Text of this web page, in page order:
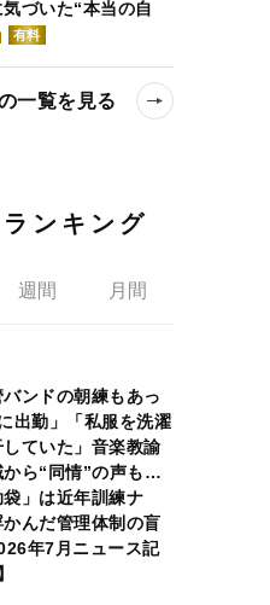
づいた“本当の自
有料
一覧を見る
ンキング
週間 月間
バンドの朝練もあっ
出勤」「私服を洗濯
していた」音楽教諭
から“同情”の声も…
袋」は近年訓練ナ
かんだ管理体制の盲
年7月ニュース記